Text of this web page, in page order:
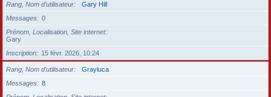
Rang, Nom d’utilisateur
Gary Hill
Messages
0
Prénom, Localisation, Site internet
Gary
Inscription
15 févr. 2026, 10:24
Rang, Nom d’utilisateur
Grayluca
Messages
8